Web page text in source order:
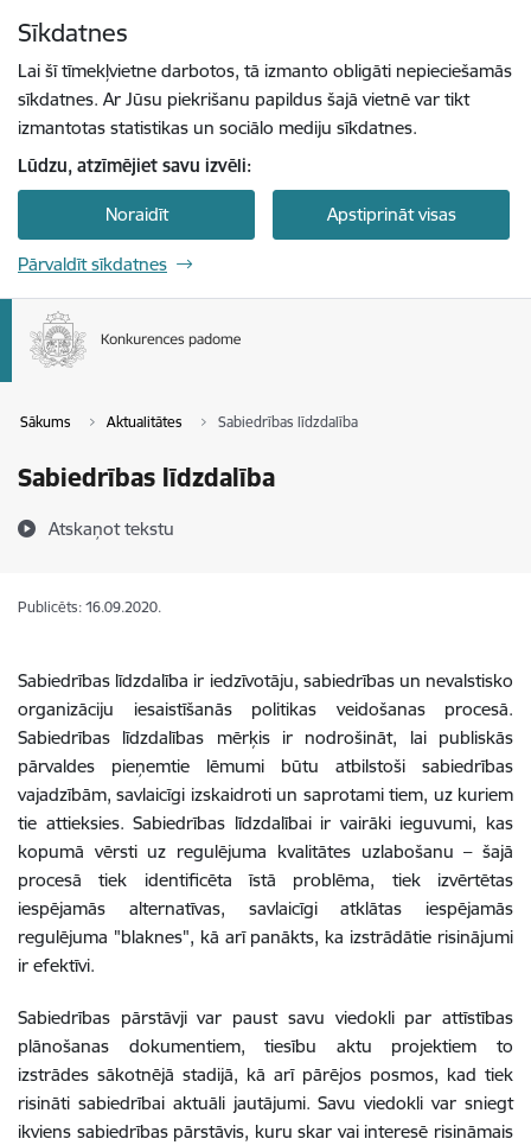
Sīkdatnes
Lai šī tīmekļvietne darbotos, tā izmanto obligāti nepieciešamās
sīkdatnes. Ar Jūsu piekrišanu papildus šajā vietnē var tikt
izmantotas statistikas un sociālo mediju sīkdatnes.
Lūdzu, atzīmējiet savu izvēli:
Noraidīt Apstiprināt visas
Pārvaldīt sīkdatnes
Sākums Aktualitātes Sabiedrības līdzdalība
Sabiedrības līdzdalība
Atskaņot tekstu
Publicēts: 16.09.2020.
Sabiedrības līdzdalība ir iedzīvotāju, sabiedrības un nevalstisko
organizāciju iesaistīšanās politikas veidošanas procesā.
Sabiedrības līdzdalības mērķis ir nodrošināt, lai publiskās
pārvaldes pieņemtie lēmumi būtu atbilstoši sabiedrības
vajadzībām, savlaicīgi izskaidroti un saprotami tiem, uz kuriem
tie attieksies. Sabiedrības līdzdalībai ir vairāki ieguvumi, kas
kopumā vērsti uz regulējuma kvalitātes uzlabošanu – šajā
procesā tiek identificēta īstā problēma, tiek izvērtētas
iespējamās alternatīvas, savlaicīgi atklātas iespējamās
regulējuma "blaknes", kā arī panākts, ka izstrādātie risinājumi
ir efektīvi.
Sabiedrības pārstāvji var paust savu viedokli par attīstības
plānošanas dokumentiem, tiesību aktu projektiem to
izstrādes sākotnējā stadijā, kā arī pārējos posmos, kad tiek
risināti sabiedrībai aktuāli jautājumi. Savu viedokli var sniegt
ikviens sabiedrības pārstāvis, kuru skar vai interesē risināmais